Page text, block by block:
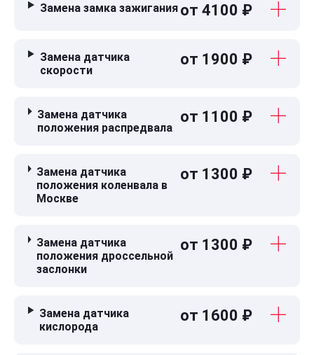
Замена замка зажигания от 4100 ₽
Замена датчика
скорости
от 1900 ₽
Замена датчика
положения распредвала
от 1100 ₽
Замена датчика
положения коленвала в
Москве
от 1300 ₽
Замена датчика
положения дроссельной
заслонки
от 1300 ₽
Замена датчика
кислорода
от 1600 ₽